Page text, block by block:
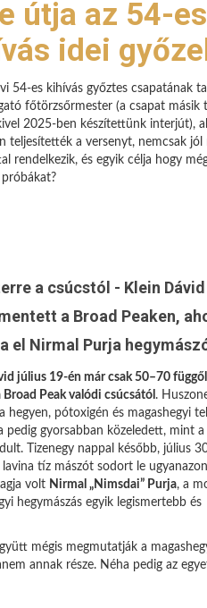
útja az 54-es
idei
54-es kihívás győztes csapatának
főtörzsőrmester (a csapat másik
2025-ben készítettünk interjút),
teljesítették a versenyt, nemcsak jól
rendelkezik, és egyik célja hogy
a csúcstól - Klein
a Broad Peaken,
el Nirmal Purja
július 19-én már csak 50–70
Broad Peak valódi csúcsától .
hegyen, pótoxigén és magashegyi
pedig gyorsabban közeledett, mint a
Tizenegy nappal később, július
lavina tíz mászót sodort le
volt Nirmal „Nimsdai” Purja, a
hegymászás egyik legismertebb és
mégis megmutatják a
annak része. Néha pedig az